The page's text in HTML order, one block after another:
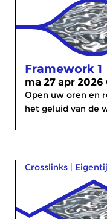
Framework 1
ma 27 apr
Open uw oren en
het geluid van de
Crosslinks |